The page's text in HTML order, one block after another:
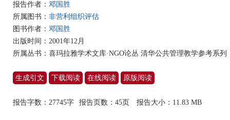
报告作者： 邓国胜
所属图书： 非营利组织评估
图书作者： 邓国胜
出版时间：2001年12月
所属丛书： 喜玛拉雅学术文库·NGO论丛 清华公共管理教学参考系列
生成引文 下载阅读 在线阅读 原版阅读
报告字数：27745字 报告页数：45页 报告大小： 11.83 MB